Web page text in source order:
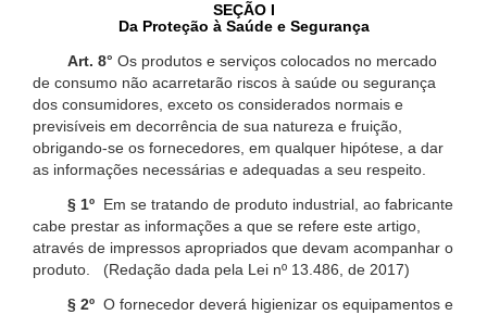
SEÇÃO I
Da Proteção à Saúde e Segurança
Art. 8° Os produtos e serviços colocados no mercado
de consumo não acarretarão riscos à saúde ou segurança
dos consumidores, exceto os considerados normais e
previsíveis em decorrência de sua natureza e fruição,
obrigando-se os fornecedores, em qualquer hipótese, a dar
as informações necessárias e adequadas a seu respeito.
§ 1º Em se tratando de produto industrial, ao fabricante
cabe prestar as informações a que se refere este artigo,
através de impressos apropriados que devam acompanhar o
produto. (Redação dada pela Lei nº 13.486, de 2017)
§ 2º O fornecedor deverá higienizar os equipamentos e